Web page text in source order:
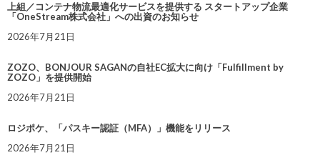
上組／コンテナ物流最適化サービスを提供する スタートアップ企業
「OneStream株式会社」への出資のお知らせ
2026年7月21日
ZOZO、BONJOUR SAGANの自社EC拡大に向け「Fulfillment by
ZOZO」を提供開始
2026年7月21日
ロジポケ、「パスキー認証（MFA）」機能をリリース
2026年7月21日